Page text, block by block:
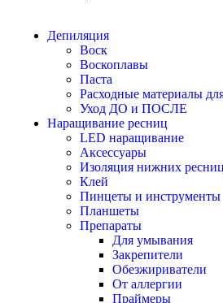
Депиляция
Воск
Воскоплавы
Паста
Расходные материалы
Уход ДО и ПОСЛЕ
Наращивание ресниц
LED наращивание
Аксессуары
Изоляция нижних ресниц
Клей
Пинцеты и инструменты
Планшеты
Препараты
Для умывания
Закрепители
Обезжириватели
От аллергии
Праймеры